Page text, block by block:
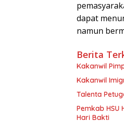
dapat
namun
Berita
Kakanwil
Kakanwil
Talenta
Pemkab
Hari Bakti